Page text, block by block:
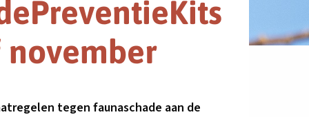
november
tegen faunaschade aan de